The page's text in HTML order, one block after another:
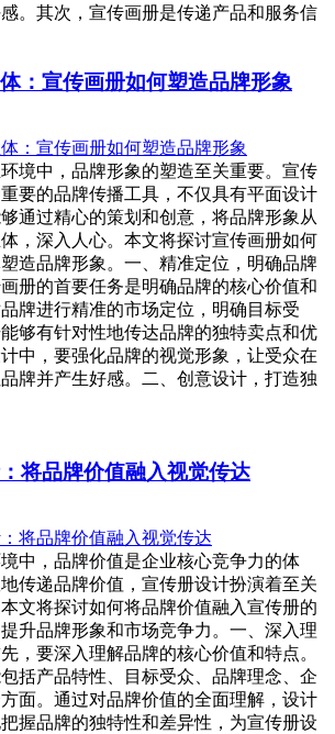
。其次，宣传画册是传递产品和服务信
：宣传画册如何塑造品牌形象
境中，品牌形象的塑造至关重要。宣传
要的品牌传播工具，不仅具有平面设计
通过精心的策划和创意，将品牌形象从
，深入人心。本文将探讨宣传画册如何
造品牌形象。一、精准定位，明确品牌
册的首要任务是明确品牌的核心价值和
牌进行精准的市场定位，明确目标受
够有针对性地传达品牌的独特卖点和优
中，要强化品牌的视觉形象，让受众在
牌并产生好感。二、创意设计，打造独
将品牌价值融入视觉传达
中，品牌价值是企业核心竞争力的体
传递品牌价值，宣传册设计扮演着至关
文将探讨如何将品牌价值融入宣传册的
升品牌形象和市场竞争力。一、深入理
，要深入理解品牌的核心价值和特点。
括产品特性、目标受众、品牌理念、企
面。通过对品牌价值的全面理解，设计
握品牌的独特性和差异性，为宣传册设